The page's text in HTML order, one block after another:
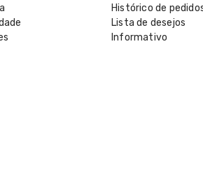
Histórico de
Lista de desejos
Informativo